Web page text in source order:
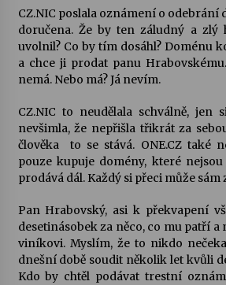
CZ.NIC poslala oznámení o odebrání
doručena. Že by ten záludný a zlý
uvolnil? Co by tím dosáhl? Doménu
a chce ji prodat panu
nemá. Nebo má? Já nevím.
CZ.NIC to neudělala schválně, jen
nevšimla, že nepřišla třikrát za
člověka  to se stává. ONE.CZ také
pouze kupuje domény, které
prodává dál. Každý si přeci může sám
Pan Hrabovský, asi k překvapení
desetinásobek za něco, co mu patří
viníkovi. Myslím, že to nikdo
dnešní době soudit několik let kvůli
Kdo by chtěl podávat trestní